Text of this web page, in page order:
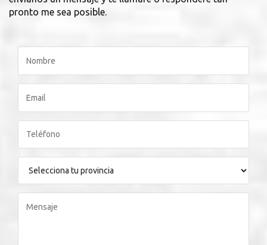
pronto me sea posible.